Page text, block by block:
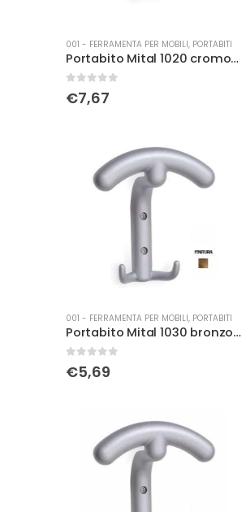
001 - FERRAMENTA PER MOBILI, PORTABITI
Portabito Mital 1020 cromo lucido
Su 5
€7,67
001 - FERRAMENTA PER MOBILI, PORTABITI
Portabito Mital 1030 bronzo sfumato
Su 5
€5,69